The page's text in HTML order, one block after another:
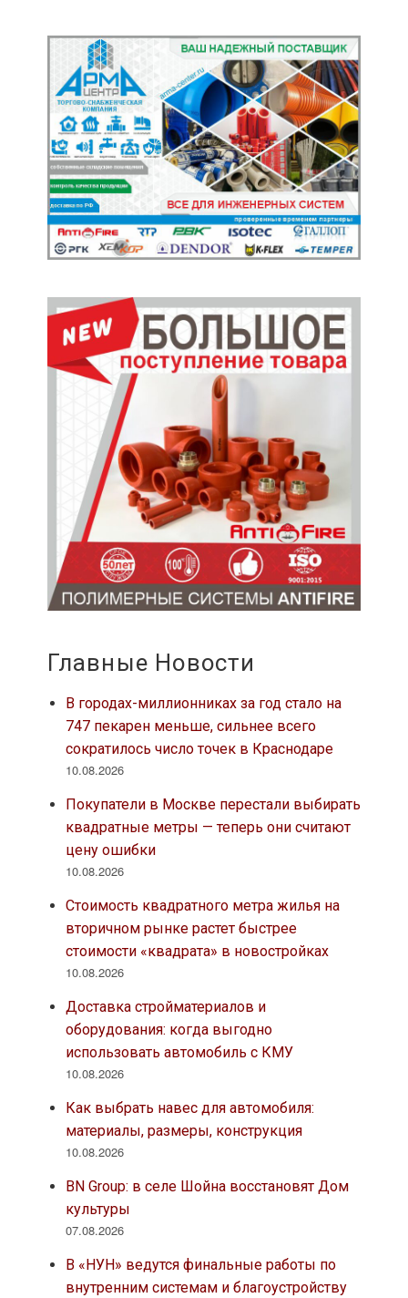
Главные Новости
В городах-миллионниках за год стало на
747 пекарен меньше, сильнее всего
сократилось число точек в Краснодаре
10.08.2026
Покупатели в Москве перестали выбирать
квадратные метры — теперь они считают
цену ошибки
10.08.2026
Стоимость квадратного метра жилья на
вторичном рынке растет быстрее
стоимости «квадрата» в новостройках
10.08.2026
Доставка стройматериалов и
оборудования: когда выгодно
использовать автомобиль с КМУ
10.08.2026
Как выбрать навес для автомобиля:
материалы, размеры, конструкция
10.08.2026
BN Group: в селе Шойна восстановят Дом
культуры
07.08.2026
В «НУН» ведутся финальные работы по
внутренним системам и благоустройству